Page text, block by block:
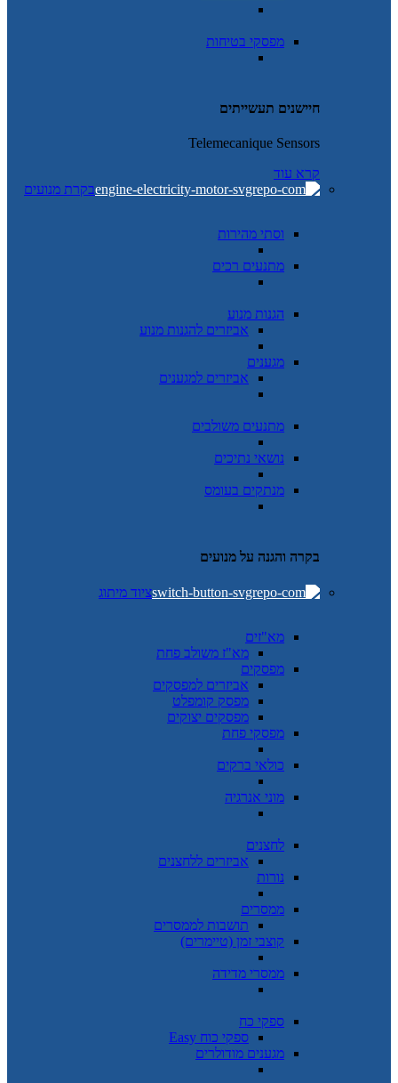
מפסקי בטיחות
חיישנים תעשייתים
Telemecanique Sensors
קרא עוד
בקרת מנועים
וסתי מהירות
מתנעים רכים
הגנות מנוע
אביזרים להגנות מנוע
מגענים
אביזרים למגענים
מתנעים משולבים
נושאי נתיכים
מנתקים בעומס
בקרה והגנה על מנועים
ציוד מיתוג
מא"זים
מא"ז משולב פחת
מפסקים
אביזרים למפסקים
מפסק קומפלט
מפסקים יצוקים
מפסקי פחת
כולאי ברקים
מוני אנרגיה
לחצנים
אביזרים ללחצנים
נורות
ממסרים
תושבות לממסרים
קוצבי זמן (טיימרים)
ממסרי מדידה
ספקי כח
ספקי כוח Easy
מגענים מודולרים